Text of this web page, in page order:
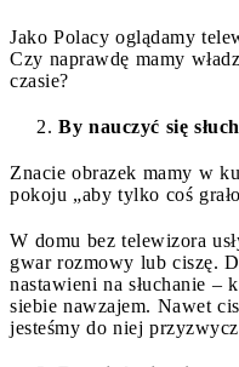
Jako Polacy oglądamy
Czy naprawdę mamy
czasie?
By nauczyć się
Znacie obrazek mamy w
pokoju „aby tylko coś
W domu bez telewizora
gwar rozmowy lub ciszę.
nastawieni na słuchanie –
siebie nawzajem. Nawet
jesteśmy do niej